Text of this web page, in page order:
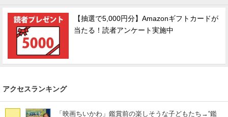
【抽選で5,000円分】Amazonギフトカードが
当たる！読者アンケート実施中
アクセスランキング
「映画ちいかわ」鑑賞前の楽しそうな子どもたち→“鑑